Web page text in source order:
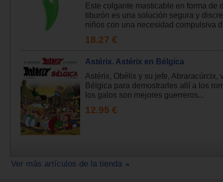
Este colgante masticable en forma de
tiburón es una solución segura y
niños con una necesidad compulsiva
18.27 €
Astérix. Astérix en Bélgica
Astérix, Obélix y su jefe, Abraracúrcix,
Bélgica para demostrarles allí a los
los galos son mejores guerreros...
12.95 €
Ver más artículos de la tienda